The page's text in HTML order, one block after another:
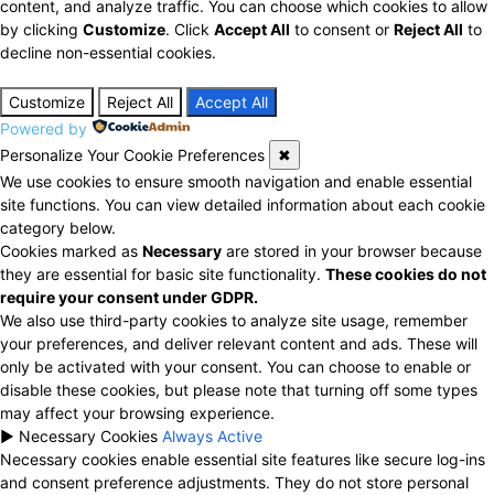
content, and analyze traffic. You can choose which cookies to allow
by clicking Customize. Click Accept All to consent or Reject All to
decline non-essential cookies.
Customize Reject All
Accept All
Powered by
Personalize Your Cookie Preferences
✖
We use cookies to ensure smooth navigation and enable essential
site functions. You can view detailed information about each cookie
category below.
Cookies marked as Necessary are stored in your browser because
they are essential for basic site functionality. These cookies do not
require your consent under GDPR.
We also use third-party cookies to analyze site usage, remember
your preferences, and deliver relevant content and ads. These will
only be activated with your consent. You can choose to enable or
disable these cookies, but please note that turning off some types
may affect your browsing experience.
► Necessary Cookies Always Active
Necessary cookies enable essential site features like secure log-ins
and consent preference adjustments. They do not store personal